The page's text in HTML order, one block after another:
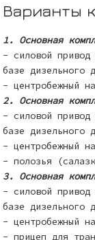
Варианты
1. Основная
- силовой привод
базе дизельного
- центробежный
2. Основная
- силовой привод
базе дизельного
- центробежный
- полозья
3. Основная
- силовой привод
базе дизельного
- центробежный
- прицеп для